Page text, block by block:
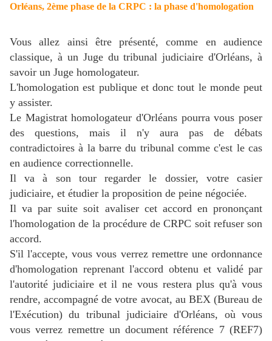
Orléans, 2ème phase de la CRPC : la phase d'homologation
Vous allez ainsi être présenté, comme en audience
classique, à un Juge du tribunal judiciaire d'Orléans, à
savoir un Juge homologateur.
L'homologation est publique et donc tout le monde peut
y assister.
Le Magistrat homologateur d'Orléans pourra vous poser
des questions, mais il n'y aura pas de débats
contradictoires à la barre du tribunal comme c'est le cas
en audience correctionnelle.
Il va à son tour regarder le dossier, votre casier
judiciaire, et étudier la proposition de peine négociée.
Il va par suite soit avaliser cet accord en prononçant
l'homologation de la procédure de CRPC soit refuser son
accord.
S'il l'accepte, vous vous verrez remettre une ordonnance
d'homologation reprenant l'accord obtenu et validé par
l'autorité judiciaire et il ne vous restera plus qu'à vous
rendre, accompagné de votre avocat, au BEX (Bureau de
l'Exécution) du tribunal judiciaire d'Orléans, où vous
vous verrez remettre un document référence 7 (REF7)